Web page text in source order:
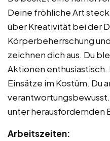
Deine fröhliche Art
über Kreativität bei der
Körperbeherrschung
zeichnen dich aus. Du
Aktionen
Einsätze im Kostüm. Du
verantwortungsbewusst.
unter herausfordernden
Arbeitszeiten: